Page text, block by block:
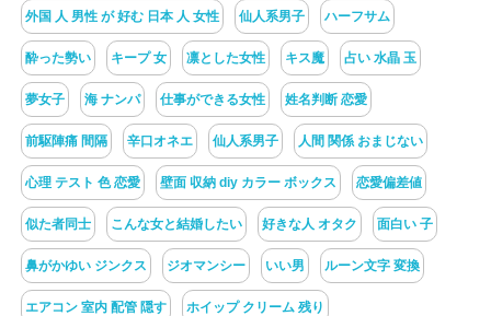
外国 人 男性 が 好む 日本 人 女性 仙人系男子 ハーフサム
酔った勢い キープ 女 凛とした女性 キス魔 占い 水晶 玉
夢女子 海 ナンパ 仕事ができる女性 姓名判断 恋愛
前駆陣痛 間隔 辛口オネエ 仙人系男子 人間 関係 おまじない
心理 テスト 色 恋愛 壁面 収納 diy カラー ボックス 恋愛偏差値
似た者同士 こんな女と結婚したい 好きな人 オタク 面白い 子
鼻がかゆい ジンクス ジオマンシー いい男 ルーン文字 変換
エアコン 室内 配管 隠す ホイップ クリーム 残り